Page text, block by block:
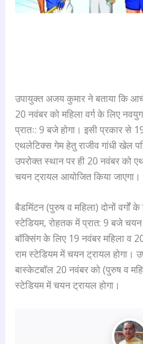
उपायुक्त अजय कुमार ने बताया कि
20 नवंबर को महिला वर्ग के लिए
प्रातः: 9 बजे होगा। इसी प्रकार से
एथलेटिक्स गेम हेतु राजीव गांधी खेल
उपरोक्त स्थान पर ही 20 नवंबर को
चयन ट्रायल आयोजित किया जाएगा।
बैडमिंटन (पुरुष व महिला) दोनों वर्गों
स्टेडियम, रोहतक में प्रात: 9 बजे
बॉक्सिंग के लिए 19 नवंबर महिला व
राम स्टेडियम में चयन ट्रायल होगा।
बास्केटबॉल 20 नवंबर को (पुरुष व
स्टेडियम में चयन ट्रायल होगा।